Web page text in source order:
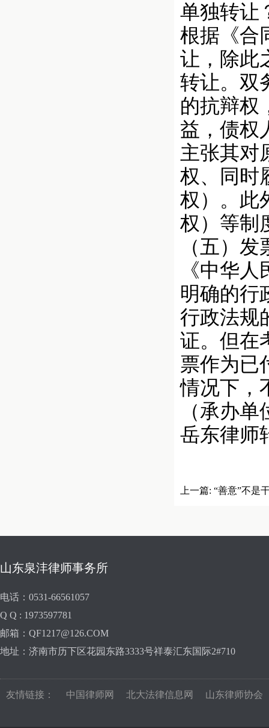
单独转让
根据《合
让，除此
转让。双
的抗辩权
益，债权
主张其对
权、同时
权）。此
权）等制
（五）
《中华
明确的行
行政法规
证。但在
票作为已
情况下，
（承办
岳东律师
上一篇: “善意”不是
山东泉沣律师事务所
电话：0531-66561057
Q Q : 1973597781
邮箱：QF1217@126.COM
地址：济南市历下区花园东路3333号祥泰汇东国际2#710
友情链接： 中国律师网 北大法律信息网 山东律师协会